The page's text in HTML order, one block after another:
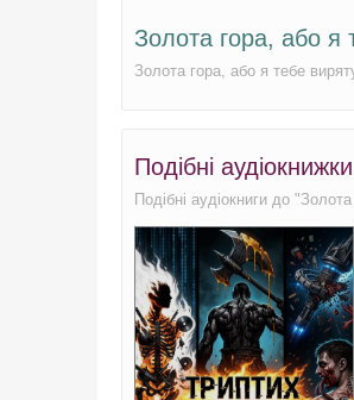
Золота гора, або я
Золота гора, або я тебе
Подібні
Подібні аудіокниги до